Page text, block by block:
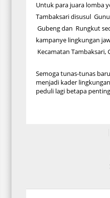
Untuk para juara lomba
Tambaksari disusul
Gubeng dan Rungkut
kampanye lingkungan
Kecamatan Tambaksari,
Semoga tunas-tunas
menjadi kader
peduli lagi betapa